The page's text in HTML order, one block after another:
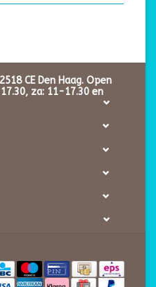
CE Den Haag. Open
za: 11-17.30 en